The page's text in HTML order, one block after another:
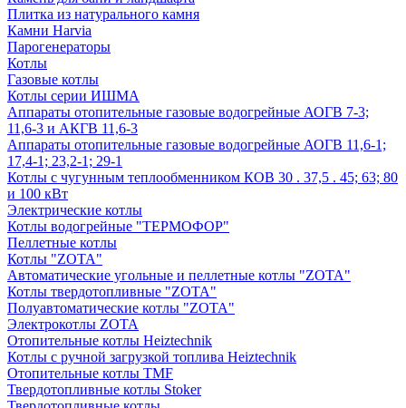
Плитка из натурального камня
Камни Harvia
Парогенераторы
Котлы
Газовые котлы
Котлы серии ИШМА
Аппараты отопительные газовые водогрейные АОГВ 7-3;
11,6-3 и АКГВ 11,6-3
Аппараты отопительные газовые водогрейные АОГВ 11,6-1;
17,4-1; 23,2-1; 29-1
Котлы с чугунным теплообменником КОВ 30 . 37,5 . 45; 63; 80
и 100 кВт
Электрические котлы
Котлы водогрейные "ТЕРМОФОР"
Пеллетные котлы
Котлы "ZOTA"
Автоматические угольные и пеллетные котлы "ZOTA"
Котлы твердотопливные "ZOTA"
Полуавтоматические котлы "ZOTA"
Электрокотлы ZOTA
Отопительные котлы Heiztechnik
Котлы с ручной загрузкой топлива Heiztechnik
Отопительные котлы TMF
Твердотопливные котлы Stoker